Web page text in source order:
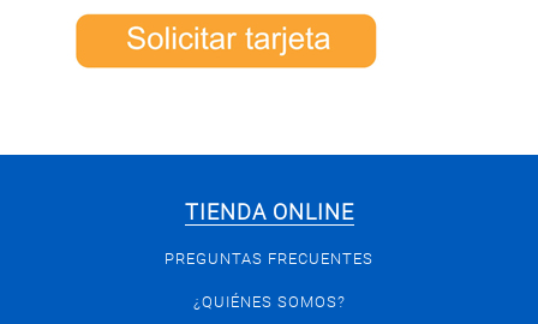
TIENDA ONLINE
PREGUNTAS FRECUENTES
¿QUIÉNES SOMOS?